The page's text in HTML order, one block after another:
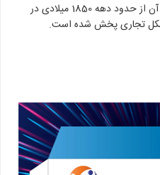
دستگاه پاکت سازی به شکل امروزی آن از حدود دهه 1850 میلادی در
تجاری پخش شده است.